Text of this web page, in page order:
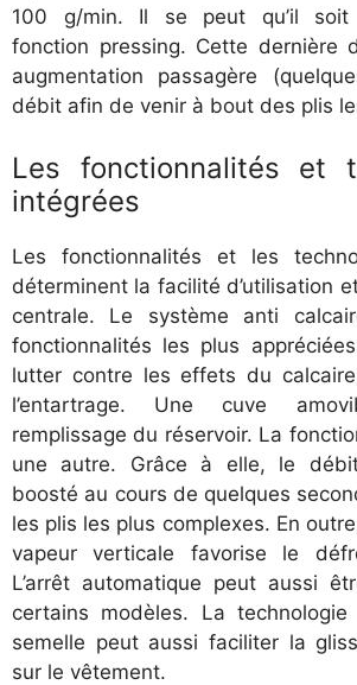
100 g/min. Il se peut qu’il soit
fonction pressing. Cette dernière
augmentation passagère
débit afin de venir à bout des plis
Les fonctionnalités et
intégrées
Les fonctionnalités et les
déterminent la facilité d’utilisation
centrale. Le système anti
fonctionnalités les plus
lutter contre les effets du
l’entartrage. Une cuve
remplissage du réservoir. La
une autre. Grâce à elle, le
boosté au cours de quelques
les plis les plus complexes. En
vapeur verticale favorise le
L’arrêt automatique peut aussi
certains modèles. La
semelle peut aussi faciliter la
sur le vêtement.